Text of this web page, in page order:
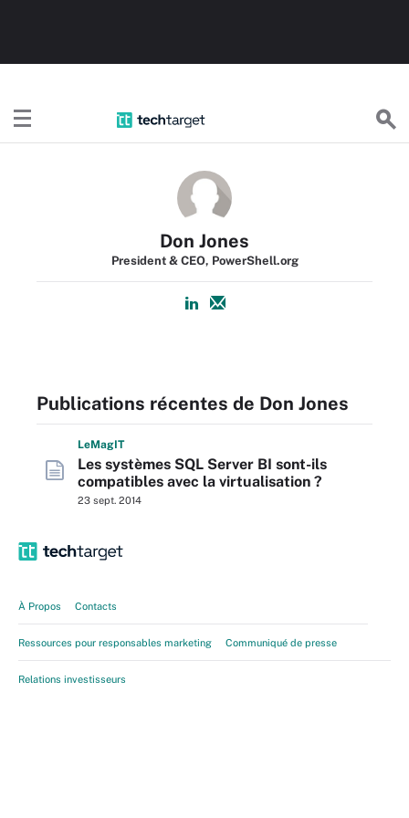
Don Jones
President & CEO, PowerShell.org
Publications récentes de Don Jones
LeMagIT
Les systèmes SQL Server BI sont-ils
compatibles avec la virtualisation ?
23 sept. 2014
À Propos Contacts
Ressources pour responsables marketing Communiqué de presse
Relations investisseurs